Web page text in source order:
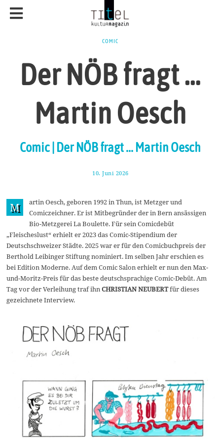
COMIC
Der NÖB fragt …
Martin Oesch
Comic | Der NÖB fragt ... Martin Oesch
10. Juni 2026
u
n
i
2
0
2
6
M
artin Oesch, geboren 1992 in Thun, ist Metzger und
Comiczeichner. Er ist Mitbegründer der in Bern ansässigen
Bio-Metzgerei La Boulette. Für sein Comicdebüt
„Fleischeslust“ erhielt er 2023 das Comic-Stipendium der
Deutschschweizer Städte. 2025 war er für den Comicbuchpreis der
Berthold Leibinger Stiftung nominiert. Im selben Jahr erschien es
bei Edition Moderne. Auf dem Comic Salon erhielt er nun den Max-
und-Moritz-Preis für das beste deutschsprachige Comic-Debüt. Am
Tag vor der Verleihung traf ihnCHRISTIAN NEUBERTfür dieses
gezeichnete Interview.